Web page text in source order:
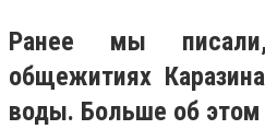
Ранее мы
общежитиях
воды. Больше об этом